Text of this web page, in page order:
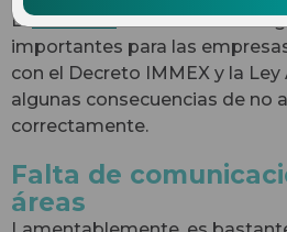
ElAnexo 24es una de las
importantes para las
con el Decreto IMMEX y la Ley
algunas consecuencias de no
correctamente.
Falta de
áreas